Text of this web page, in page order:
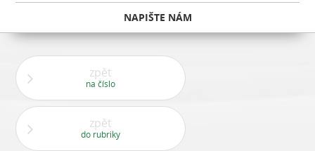
NAPIŠTE NÁM
zpět
na číslo
zpět
do rubriky